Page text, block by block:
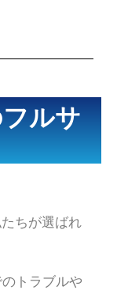
ルサ
ちが選ばれ
トラブルや